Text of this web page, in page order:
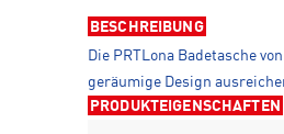
BESCHREIBUNG
Die PRTLona Badetasche
geräumige Design
PRODUKTEIGENSCHAFTEN